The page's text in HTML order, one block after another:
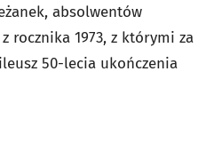
absolwentów
rocznika 1973, z którymi za
50-lecia ukończenia